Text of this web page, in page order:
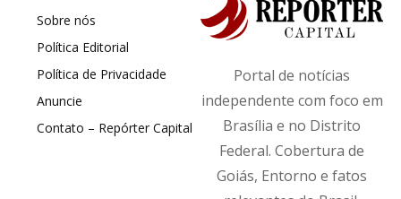
Sobre nós
Política Editorial
Política de Privacidade
Anuncie
Contato – Repórter Capital
Portal de notícias
independente com foco em
Brasília e no Distrito
Federal. Cobertura de
Goiás, Entorno e fatos